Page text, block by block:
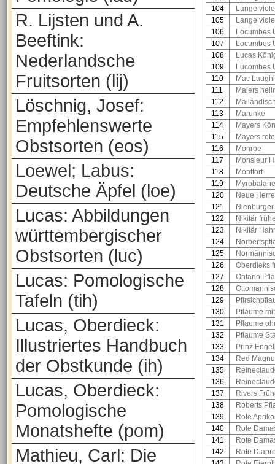
R. Lijsten und A.
Beeftink:
Nederlandsche
Fruitsorten (lij)
Löschnig, Josef:
Empfehlenswerte
Obstsorten (eos)
Loewel; Labus:
Deutsche Äpfel (loe)
Lucas: Abbildungen
württembergischer
Obstsorten (luc)
Lucas: Pomologische
Tafeln (tih)
Lucas, Oberdieck:
Illustriertes Handbuch
der Obstkunde (ih)
Lucas, Oberdieck:
Pomologische
Monatshefte (pom)
Mathieu, Carl: Die
104
Lange
105
Lange
106
Locumbes
107
Locumbes
108
Lucas
109
Lucombes
110
Mac
111
Maiers
112
113
Marunke
114
Mayers
115
Mayers
116
Monroe
117
Monsieur
118
Montfort
119
Myrobalane
120
Neue
121
122
Nikitär
123
Nikitär
124
125
126
Oberdieks
127
Ontario
128
129
130
Pflaume
131
Pflaume
132
Pflaume
133
Prinz
134
Red
135
136
137
Rivers
138
Roberts
139
Rote
140
Rote
141
Rote
142
Rote